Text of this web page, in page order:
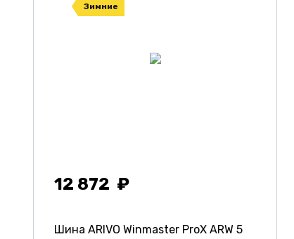
Зимние
12 872
Шина ARIVO Winmaster ProX ARW 5